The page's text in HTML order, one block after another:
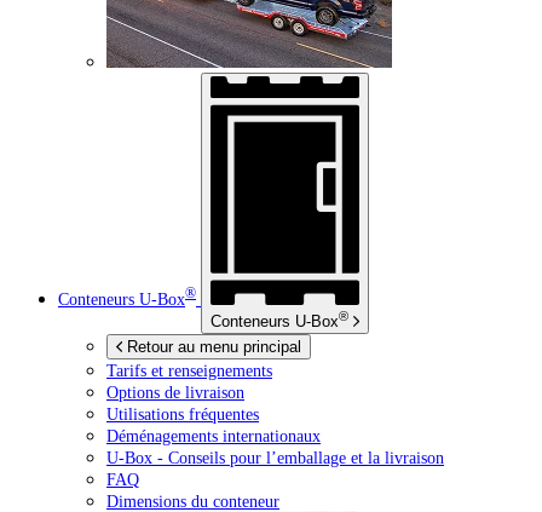
Conteneurs U-Box®
Conteneurs U-Box®
Retour au menu principal
Tarifs et renseignements
Options de livraison
Utilisations fréquentes
Déménagements internationaux
U-Box - Conseils pour l’emballage et la livraison
FAQ
Dimensions du conteneur